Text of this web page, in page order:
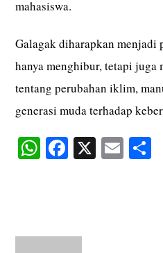
mahasiswa.
Galagak diharapkan menjadi
hanya menghibur, tetapi
tentang perubahan iklim,
generasi muda terhadap
W
pp
Fa X E